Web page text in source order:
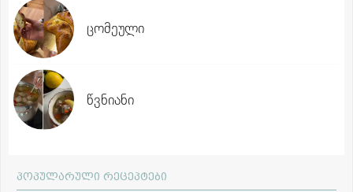
ცომეული
წვნიანი
პოპულარული რეცეპტები